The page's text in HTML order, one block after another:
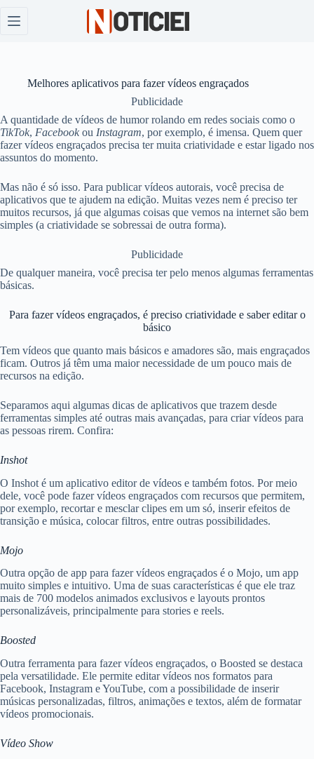
para
Melhores aplicativos para fazer vídeos engraçados
Publicidade
A quantidade de vídeos de humor rolando em redes sociais como o
TikTok, Facebook ou Instagram, por exemplo, é imensa. Quem quer
fazer vídeos engraçados precisa ter muita criatividade e estar ligado nos
assuntos do momento.
Mas não é só isso. Para publicar vídeos autorais, você precisa de
aplicativos que te ajudem na edição. Muitas vezes nem é preciso ter
muitos recursos, já que algumas coisas que vemos na internet são bem
simples (a criatividade se sobressai de outra forma).
Publicidade
De qualquer maneira, você precisa ter pelo menos algumas ferramentas
básicas.
Para fazer vídeos engraçados, é preciso criatividade e saber editar o
básico
Tem vídeos que quanto mais básicos e amadores são, mais engraçados
ficam. Outros já têm uma maior necessidade de um pouco mais de
recursos na edição.
Separamos aqui algumas dicas de aplicativos que trazem desde
ferramentas simples até outras mais avançadas, para criar vídeos para
as pessoas rirem. Confira:
Inshot
O Inshot é um aplicativo editor de vídeos e também fotos. Por meio
dele, você pode fazer vídeos engraçados com recursos que permitem,
por exemplo, recortar e mesclar clipes em um só, inserir efeitos de
transição e música, colocar filtros, entre outras possibilidades.
Mojo
Outra opção de app para fazer vídeos engraçados é o Mojo, um app
muito simples e intuitivo. Uma de suas características é que ele traz
mais de 700 modelos animados exclusivos e layouts prontos
personalizáveis, principalmente para stories e reels.
Boosted
Outra ferramenta para fazer vídeos engraçados, o Boosted se destaca
pela versatilidade. Ele permite editar vídeos nos formatos para
Facebook, Instagram e YouTube, com a possibilidade de inserir
músicas personalizadas, filtros, animações e textos, além de formatar
vídeos promocionais.
Vídeo Show